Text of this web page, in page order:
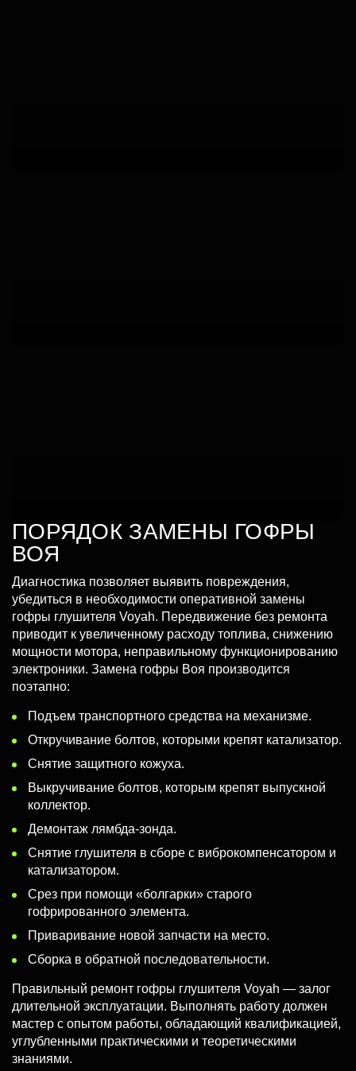
ПОРЯДОК ЗАМЕНЫ ГОФРЫ
ВОЯ
Диагностика позволяет выявить повреждения,
убедиться в необходимости оперативной замены
гофры глушителя Voyah. Передвижение без ремонта
приводит к увеличенному расходу топлива, снижению
мощности мотора, неправильному функционированию
электроники. Замена гофры Воя производится
поэтапно:
Подъем транспортного средства на механизме.
Откручивание болтов, которыми крепят катализатор.
Снятие защитного кожуха.
Выкручивание болтов, которым крепят выпускной
коллектор.
Демонтаж лямбда-зонда.
Снятие глушителя в сборе с виброкомпенсатором и
катализатором.
Срез при помощи «болгарки» старого
гофрированного элемента.
Приваривание новой запчасти на место.
Сборка в обратной последовательности.
Правильный ремонт гофры глушителя Voyah — залог
длительной эксплуатации. Выполнять работу должен
мастер с опытом работы, обладающий квалификацией,
углубленными практическими и теоретическими
знаниями.